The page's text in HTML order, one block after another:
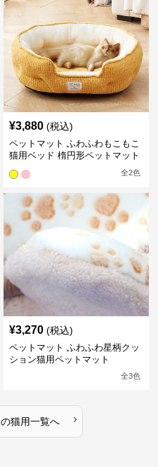
¥3,880 (税込)
ペットマット ふわふわもこもこ
猫用ベッド 楕円形ペットマット
全2色
¥3,270 (税込)
ペットマット ふわふわ星柄クッ
ション猫用ペットマット
全3色
の猫用一覧へ ›